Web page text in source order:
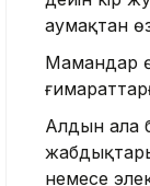
аумақтан
Мамандар
Алдын ала
немесе